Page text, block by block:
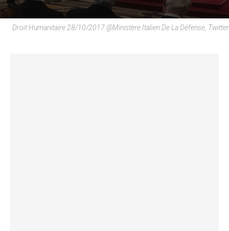
Droit Humanitaire 28/10/2017 @Ministère Italien De La Défense, Twitter